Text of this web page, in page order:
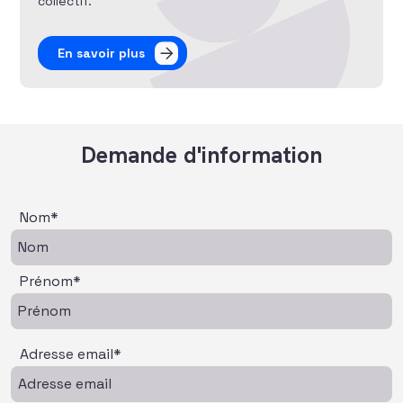
En savoir plus
Demande d'information
Nom*
Prénom*
Adresse email*